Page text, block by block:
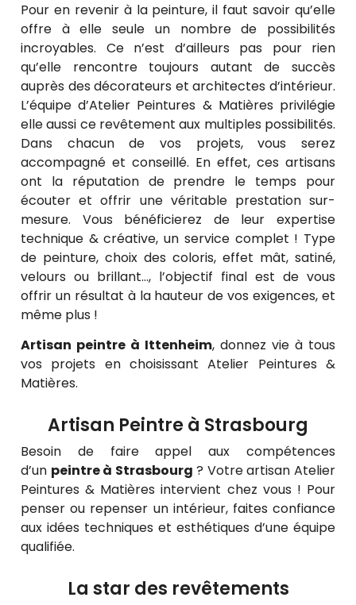
Pour en revenir à la peinture, il faut savoir qu’elle
offre à elle seule un nombre de possibilités
incroyables. Ce n’est d’ailleurs pas pour rien
qu’elle rencontre toujours autant de succès
auprès des décorateurs et architectes d’intérieur.
L’équipe d’Atelier Peintures & Matières privilégie
elle aussi ce revêtement aux multiples possibilités.
Dans chacun de vos projets, vous serez
accompagné et conseillé. En effet, ces artisans
ont la réputation de prendre le temps pour
écouter et offrir une véritable prestation sur-
mesure. Vous bénéficierez de leur expertise
technique & créative, un service complet ! Type
de peinture, choix des coloris, effet mât, satiné,
velours ou brillant…, l’objectif final est de vous
offrir un résultat à la hauteur de vos exigences, et
même plus !
Artisan peintre à Ittenheim, donnez vie à tous
vos projets en choisissant Atelier Peintures &
Matières.
Artisan Peintre à Strasbourg
Besoin de faire appel aux compétences
d’un peintre à Strasbourg ? Votre artisan Atelier
Peintures & Matières intervient chez vous ! Pour
penser ou repenser un intérieur, faites confiance
aux idées techniques et esthétiques d’une équipe
qualifiée.
La star des revêtements